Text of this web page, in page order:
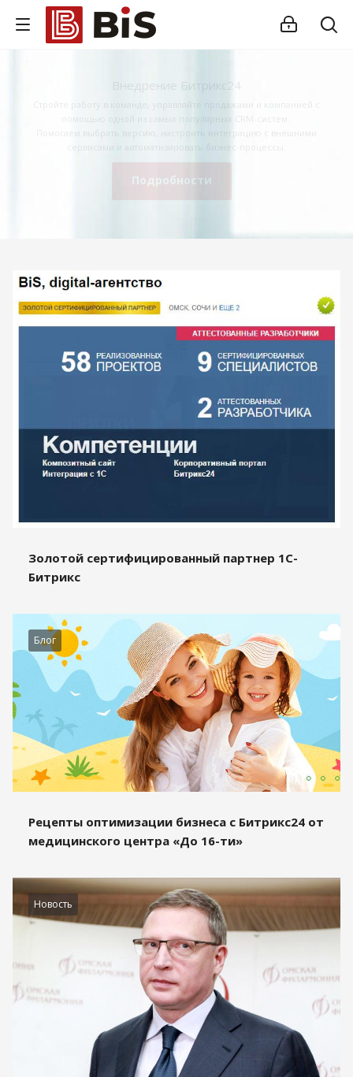
Внедрение Битрикс24
Помогаем выбрать версию, настроить интеграцию с внешними
Подробности
Золотой сертифицированный партнер 1С-
Битрикс
Блог
Рецепты оптимизации бизнеса с Битрикс24 от
медицинского центра «До 16-ти»
Новость